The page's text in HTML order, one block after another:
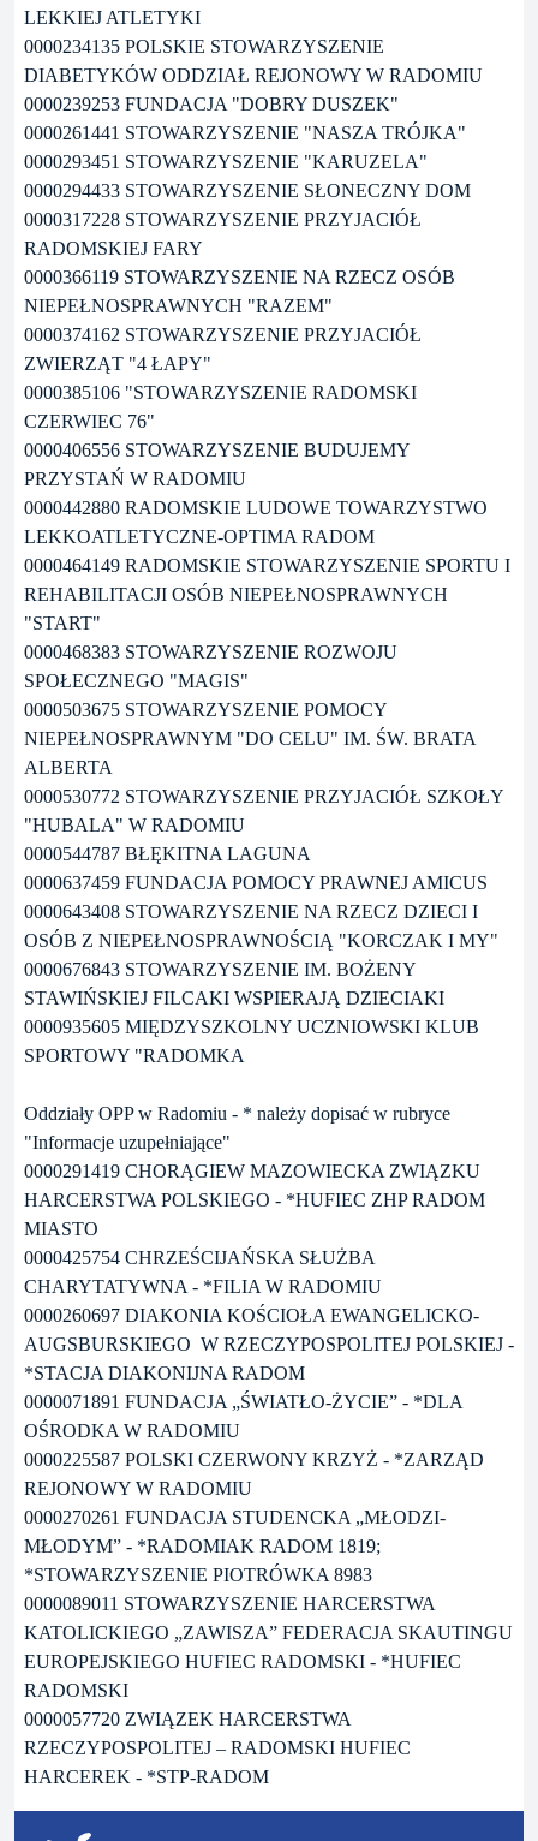
LEKKIEJ ATLETYKI
0000234135 POLSKIE STOWARZYSZENIE
DIABETYKÓW ODDZIAŁ REJONOWY W RADOMIU
0000239253 FUNDACJA "DOBRY DUSZEK"
0000261441 STOWARZYSZENIE "NASZA TRÓJKA"
0000293451 STOWARZYSZENIE "KARUZELA"
0000294433 STOWARZYSZENIE SŁONECZNY DOM
0000317228 STOWARZYSZENIE PRZYJACIÓŁ
RADOMSKIEJ FARY
0000366119 STOWARZYSZENIE NA RZECZ OSÓB
NIEPEŁNOSPRAWNYCH "RAZEM"
0000374162 STOWARZYSZENIE PRZYJACIÓŁ
ZWIERZĄT "4 ŁAPY"
0000385106 "STOWARZYSZENIE RADOMSKI
CZERWIEC 76"
0000406556 STOWARZYSZENIE BUDUJEMY
PRZYSTAŃ W RADOMIU
0000442880 RADOMSKIE LUDOWE TOWARZYSTWO
LEKKOATLETYCZNE-OPTIMA RADOM
0000464149 RADOMSKIE STOWARZYSZENIE SPORTU I
REHABILITACJI OSÓB NIEPEŁNOSPRAWNYCH
"START"
0000468383 STOWARZYSZENIE ROZWOJU
SPOŁECZNEGO "MAGIS"
0000503675 STOWARZYSZENIE POMOCY
NIEPEŁNOSPRAWNYM "DO CELU" IM. ŚW. BRATA
ALBERTA
0000530772 STOWARZYSZENIE PRZYJACIÓŁ SZKOŁY
"HUBALA" W RADOMIU
0000544787 BŁĘKITNA LAGUNA
0000637459 FUNDACJA POMOCY PRAWNEJ AMICUS
0000643408 STOWARZYSZENIE NA RZECZ DZIECI I
OSÓB Z NIEPEŁNOSPRAWNOŚCIĄ "KORCZAK I MY"
0000676843 STOWARZYSZENIE IM. BOŻENY
STAWIŃSKIEJ FILCAKI WSPIERAJĄ DZIECIAKI
0000935605 MIĘDZYSZKOLNY UCZNIOWSKI KLUB
SPORTOWY "RADOMKA
Oddziały OPP w Radomiu - * należy dopisać w rubryce
"Informacje uzupełniające"
0000291419 CHORĄGIEW MAZOWIECKA ZWIĄZKU
HARCERSTWA POLSKIEGO - *HUFIEC ZHP RADOM
MIASTO
0000425754 CHRZEŚCIJAŃSKA SŁUŻBA
CHARYTATYWNA - *FILIA W RADOMIU
0000260697 DIAKONIA KOŚCIOŁA EWANGELICKO-
AUGSBURSKIEGO W RZECZYPOSPOLITEJ POLSKIEJ -
*STACJA DIAKONIJNA RADOM
0000071891 FUNDACJA „ŚWIATŁO-ŻYCIE” - *DLA
OŚRODKA W RADOMIU
0000225587 POLSKI CZERWONY KRZYŻ - *ZARZĄD
REJONOWY W RADOMIU
0000270261 FUNDACJA STUDENCKA „MŁODZI-
MŁODYM” - *RADOMIAK RADOM 1819;
*STOWARZYSZENIE PIOTRÓWKA 8983
0000089011 STOWARZYSZENIE HARCERSTWA
KATOLICKIEGO „ZAWISZA” FEDERACJA SKAUTINGU
EUROPEJSKIEGO HUFIEC RADOMSKI - *HUFIEC
RADOMSKI
0000057720 ZWIĄZEK HARCERSTWA
RZECZYPOSPOLITEJ – RADOMSKI HUFIEC
HARCEREK - *STP-RADOM